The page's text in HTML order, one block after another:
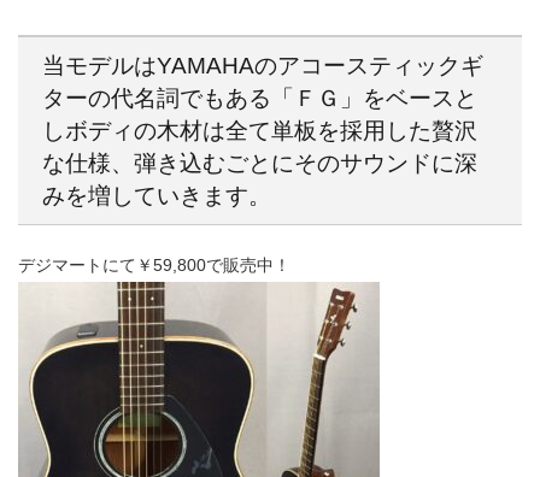
当モデルはYAMAHAのアコースティックギ
ターの代名詞でもある「ＦＧ」をベースと
しボディの木材は全て単板を採用した贅沢
な仕様、弾き込むごとにそのサウンドに深
みを増していきます。
デジマートにて￥59,800で販売中！